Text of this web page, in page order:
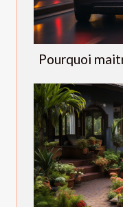
Pourquoi